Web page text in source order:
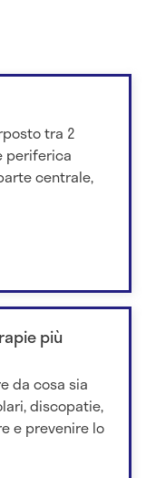
tra 2
periferica
centrale,
più
da cosa sia
discopatie,
e prevenire lo